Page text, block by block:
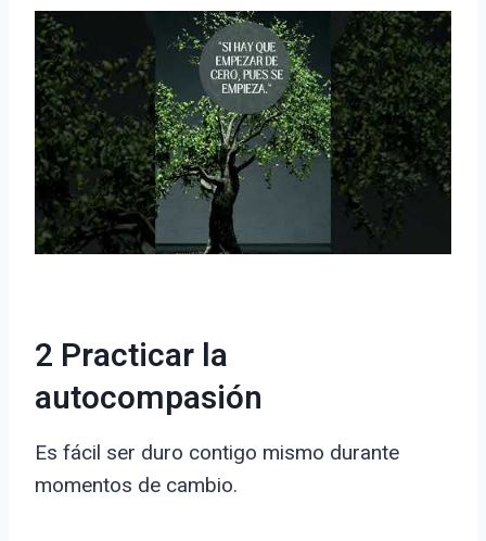
2 Practicar la
autocompasión
Es fácil ser duro contigo mismo durante
momentos de cambio.